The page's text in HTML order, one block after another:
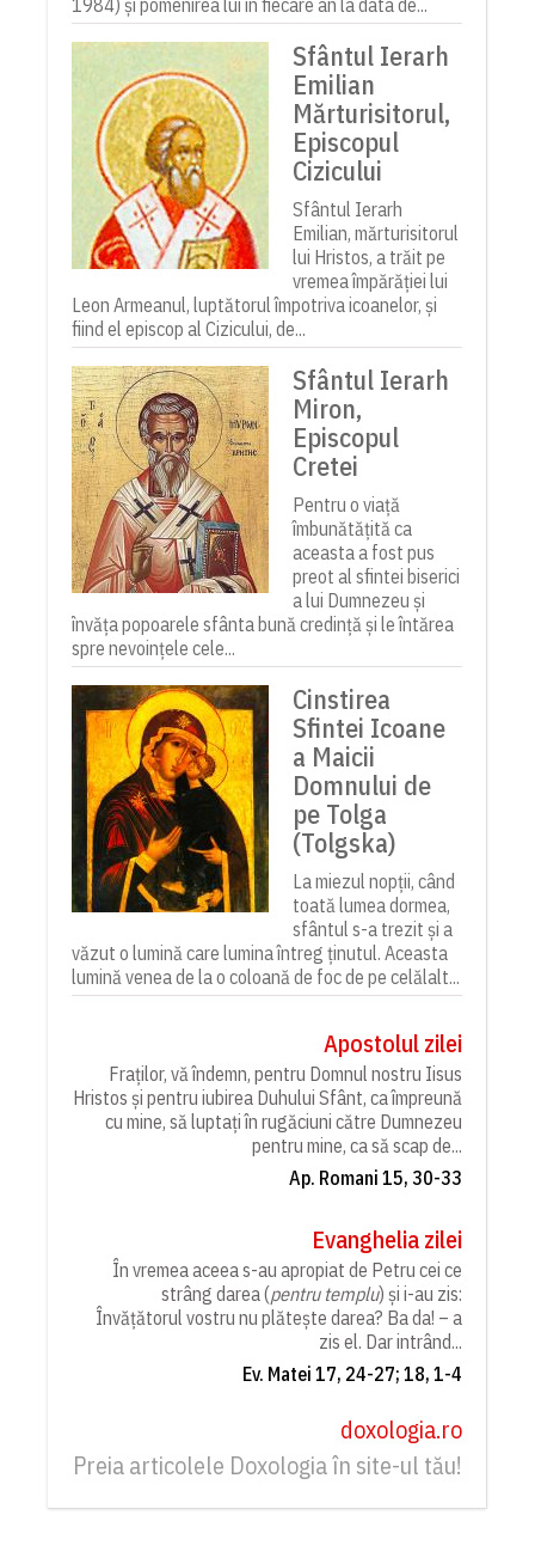
Sfântul Ierarh
Emilian
Mărturisitorul,
Episcopul
Cizicului
Sfântul Ierarh
Emilian, mărturisitorul
lui Hristos, a trăit pe
vremea împărăției lui
Leon Armeanul, luptătorul împotriva icoanelor, și
fiind el episcop al Cizicului, de...
Sfântul Ierarh
Miron,
Episcopul
Cretei
Pentru o viață
îmbunătățită ca
aceasta a fost pus
preot al sfintei biserici
a lui Dumnezeu și
învăța popoarele sfânta bună credință și le întărea
spre nevoințele cele...
Cinstirea
Sfintei Icoane
a Maicii
Domnului de
pe Tolga
(Tolgska)
La miezul nopții, când
toată lumea dormea,
sfântul s-a trezit și a
văzut o lumină care lumina întreg ținutul. Aceasta
lumină venea de la o coloană de foc de pe celălalt...
Apostolul zilei
Fraților, vă îndemn, pentru Domnul nostru Iisus
Hristos și pentru iubirea Duhului Sfânt, ca împreună
cu mine, să luptați în rugăciuni către Dumnezeu
pentru mine, ca să scap de...
Ap. Romani 15, 30-33
Evanghelia zilei
În vremea aceea s-au apropiat de Petru cei ce
strâng darea (pentru templu) și i-au zis:
Învățătorul vostru nu plătește darea? Ba da! – a
zis el. Dar intrând...
Ev. Matei 17, 24-27; 18, 1-4
doxologia.ro
Preia articolele Doxologia în site-ul tău!